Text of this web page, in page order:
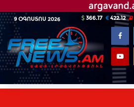
9 ՕԳՈՍՏՈՍ 2026 366.17 422.12